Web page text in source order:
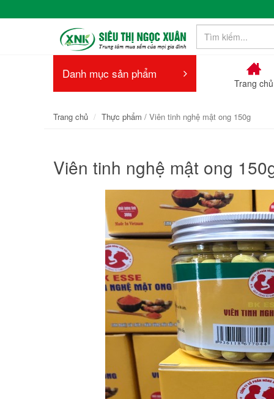
Danh mục sản phẩm
Trang chủ
Trang chủ Thực phẩm / Viên tinh nghệ mật ong 150g
Viên tinh nghệ mật ong